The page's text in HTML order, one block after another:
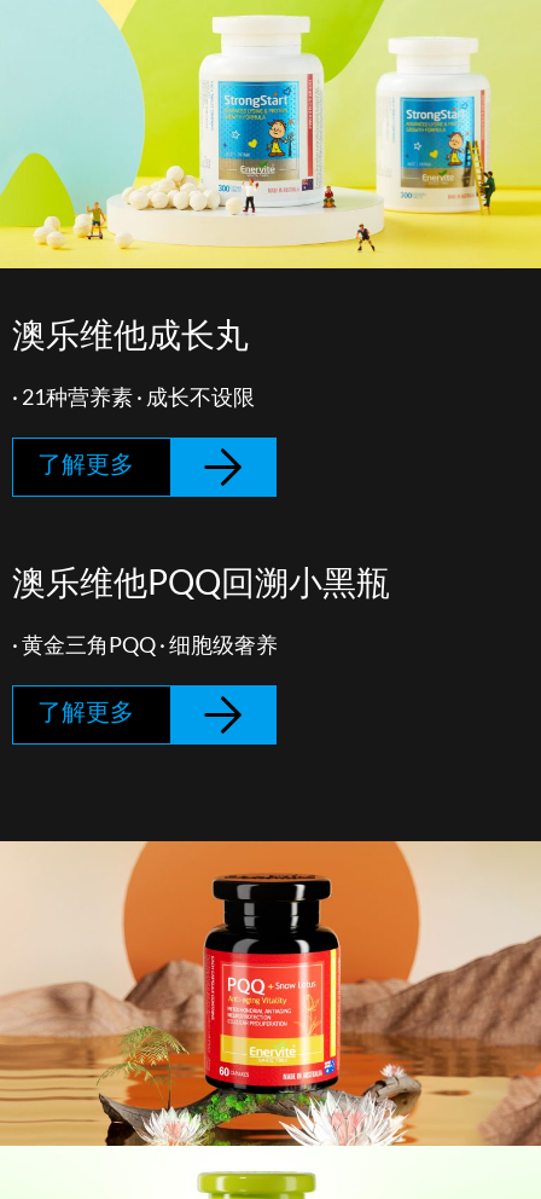
澳乐维他成长丸
· 21种营养素 · 成长不设限
了解更多
澳乐维他PQQ回溯小黑瓶
· 黄金三角PQQ · 细胞级奢养
了解更多